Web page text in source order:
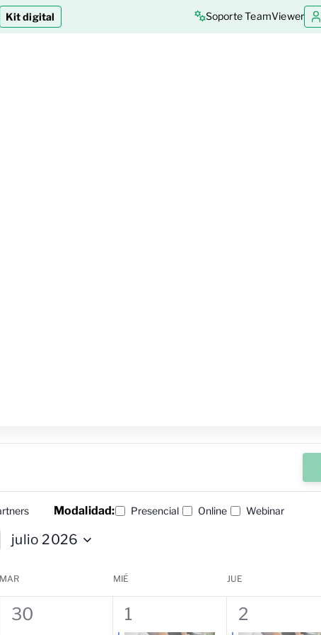
Kit digital Soporte TeamViewer
Modalidad: Presencial Online Webinar
julio 2026
MAR MIÉ JUE
0
30
1
1
1
2